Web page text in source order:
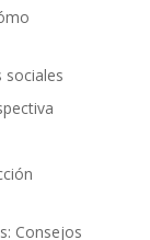
sociales
Consejos